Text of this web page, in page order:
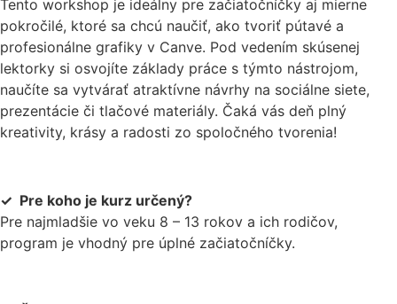
Tento workshop je ideálny pre začiatočníčky aj mierne
pokročilé, ktoré sa chcú naučiť, ako tvoriť pútavé a
profesionálne grafiky v Canve. Pod vedením skúsenej
lektorky si osvojíte základy práce s týmto nástrojom,
naučíte sa vytvárať atraktívne návrhy na sociálne siete,
prezentácie či tlačové materiály. Čaká vás deň plný
kreativity, krásy a radosti zo spoločného tvorenia!
✓ Pre koho je kurz určený?
Pre najmladšie vo veku 8 – 13 rokov a ich rodičov,
program je vhodný pre úplné začiatočníčky.